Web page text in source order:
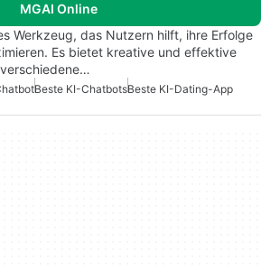
MGAI Online
Werkzeug, das Nutzern hilft, ihre Erfolge
Es bietet kreative und effektive
Beste KI-ChatbotsBeste KI-Dating-App